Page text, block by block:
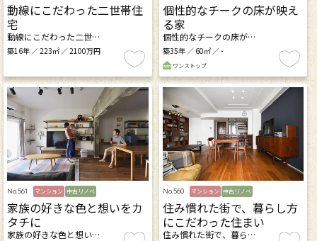
動線にこだわった二世帯住
宅
動線にこだわった二世…
築16年 ／ 223㎡ ／ 2100万円
個性的なチークの床が映え
る家
個性的なチークの床が…
築35年 ／ 60㎡ ／ -
ワンストップ
No.561 マンション 中古リノベ
家族の好きな色と想いをカ
タチに
家族の好きな色と想い…
No.560 マンション 中古リノベ
住み慣れた街で、暮らし方
にこだわった住まい
住み慣れた街で、暮ら…